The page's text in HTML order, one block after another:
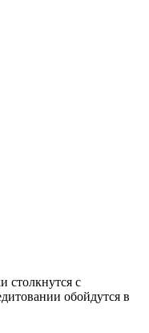
столкнутся с
обойдутся в